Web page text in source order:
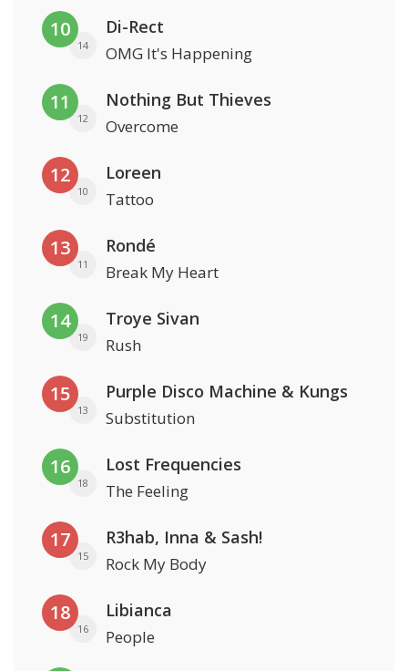
10
14
Di-Rect
OMG It's Happening
11
12
Nothing But Thieves
Overcome
12
10
Loreen
Tattoo
13
11
Rondé
Break My Heart
14
19
Troye Sivan
Rush
15
13
Purple Disco Machine & Kungs
Substitution
16
18
Lost Frequencies
The Feeling
17
15
R3hab, Inna & Sash!
Rock My Body
18
16
Libianca
People